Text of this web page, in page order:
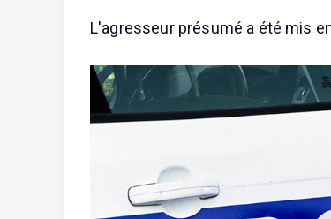
L'agresseur présumé a été mis